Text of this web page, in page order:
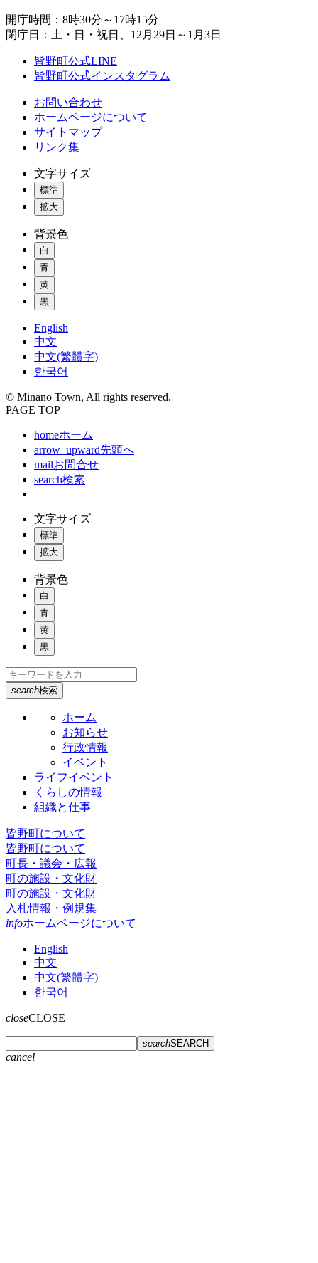
開庁時間：8時30分～17時15分
閉庁日：土・日・祝日、12月29日～1月3日
皆野町公式LINE
皆野町公式インスタグラム
お問い合わせ
ホームページについて
サイトマップ
リンク集
文字サイズ
標準
拡大
背景色
白
青
黄
黒
English
中文
中文(繁體字)
한국어
© Minano Town, All rights reserved.
PAGE TOP
homeホーム
arrow_upward先頭へ
mailお問合せ
search検索
文字サイズ
標準
拡大
背景色
白
青
黄
黒
search検索
ホーム
お知らせ
行政情報
イベント
ライフイベント
くらしの情報
組織と仕事
皆野町について
皆野町について
町長・議会・広報
町の施設・文化財
町の施設・文化財
入札情報・例規集
infoホームページについて
English
中文
中文(繁體字)
한국어
closeCLOSE
searchSEARCH
cancel